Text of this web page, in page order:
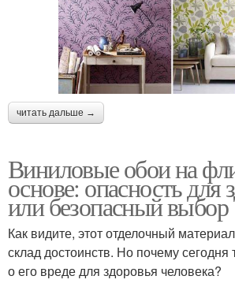
читать дальше →
Виниловые обои на
основе: опасность для
или безопасный выбор
Как видите, этот отделочный
склад достоинств. Но почему сегодня
о его вреде для здоровья человека?